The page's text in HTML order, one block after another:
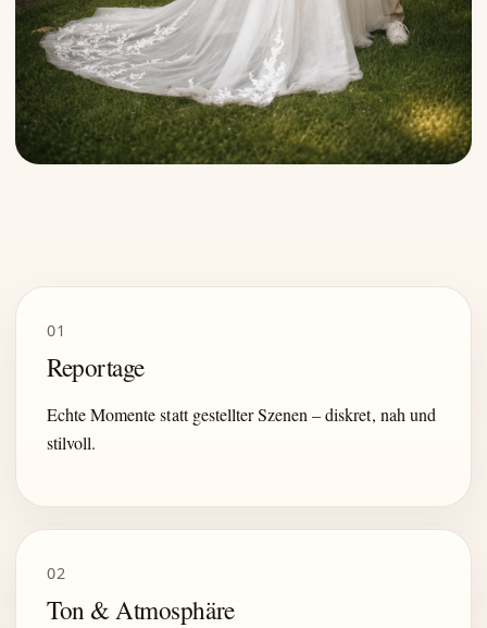
01
Reportage
Echte Momente statt gestellter Szenen – diskret, nah und
stilvoll.
02
Ton & Atmosphäre